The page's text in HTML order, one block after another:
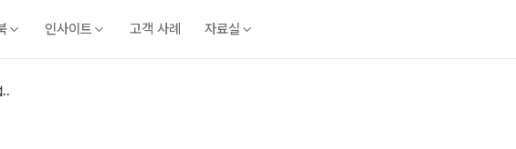
인사이트 고객 사례 자료실
..